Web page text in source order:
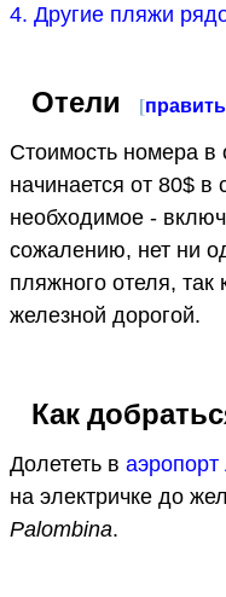
4. Другие пляжи
Отели [править
Стоимость номера
начинается от 80$ в
необходимое -
сожалению, нет ни
пляжного отеля, так
железной дорогой.
Как
Долететь в
на электричке до
Palombina.